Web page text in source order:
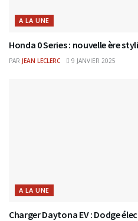
A LA UNE
Honda 0 Series : nouvelle ère
PAR JEAN LECLERC 9 JANVIER 2025
A LA UNE
Charger Daytona EV : Dodge